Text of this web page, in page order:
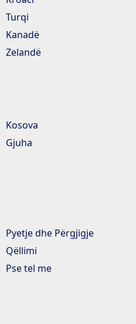
Turqi
Kanadë
Zelandë
Kosova
Gjuha
Pyetje dhe Përgjigje
Qëllimi
Pse tel me